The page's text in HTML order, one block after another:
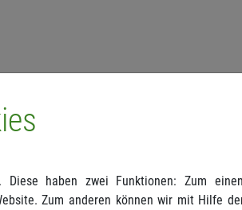
Dazu haben auch wir
Diese haben zwei Funktionen: Zum
Zum anderen können wir mit Hilfe